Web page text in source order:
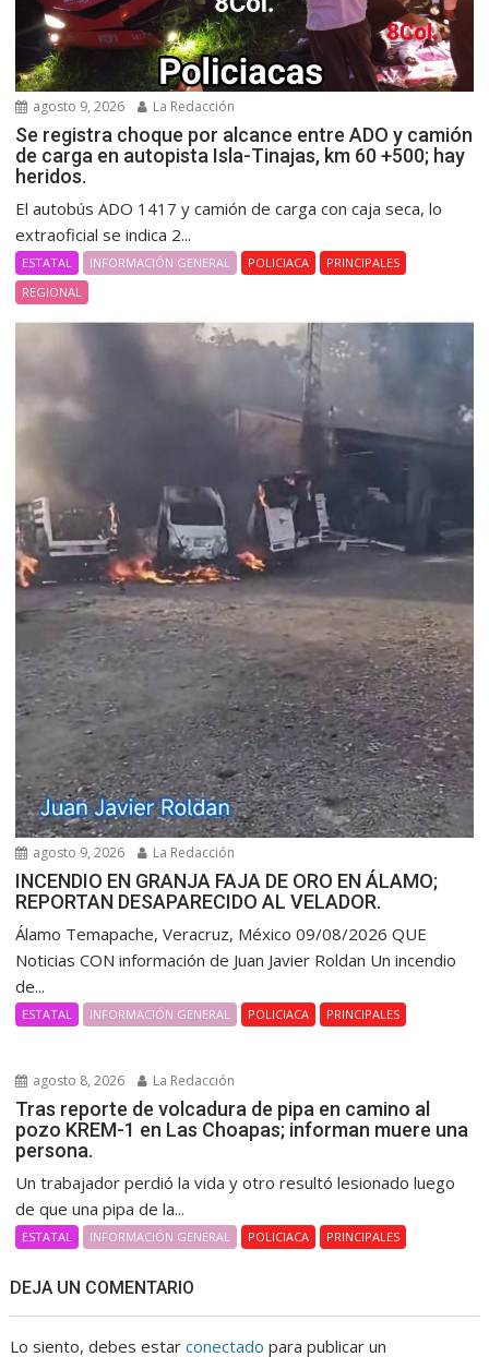
agosto 9, 2026 La Redacción
Se registra choque por alcance entre ADO y camión
de carga en autopista Isla-Tinajas, km 60 +500; hay
heridos.
El autobús ADO 1417 y camión de carga con caja seca, lo
extraoficial se indica 2...
ESTATAL INFORMACIÓN GENERAL POLICIACA
PRINCIPALES
REGIONAL
agosto 9, 2026 La Redacción
INCENDIO EN GRANJA FAJA DE ORO EN ÁLAMO;
REPORTAN DESAPARECIDO AL VELADOR.
Álamo Temapache, Veracruz, México 09/08/2026 QUE
Noticias CON información de Juan Javier Roldan Un incendio
de...
ESTATAL INFORMACIÓN GENERAL POLICIACA PRINCIPALES
agosto 8, 2026 La Redacción
Tras reporte de volcadura de pipa en camino al
pozo KREM-1 en Las Choapas; informan muere una
persona.
Un trabajador perdió la vida y otro resultó lesionado luego
de que una pipa de la...
ESTATAL INFORMACIÓN GENERAL POLICIACA PRINCIPALES
DEJA UN COMENTARIO
Lo siento, debes estarconectado para publicar un